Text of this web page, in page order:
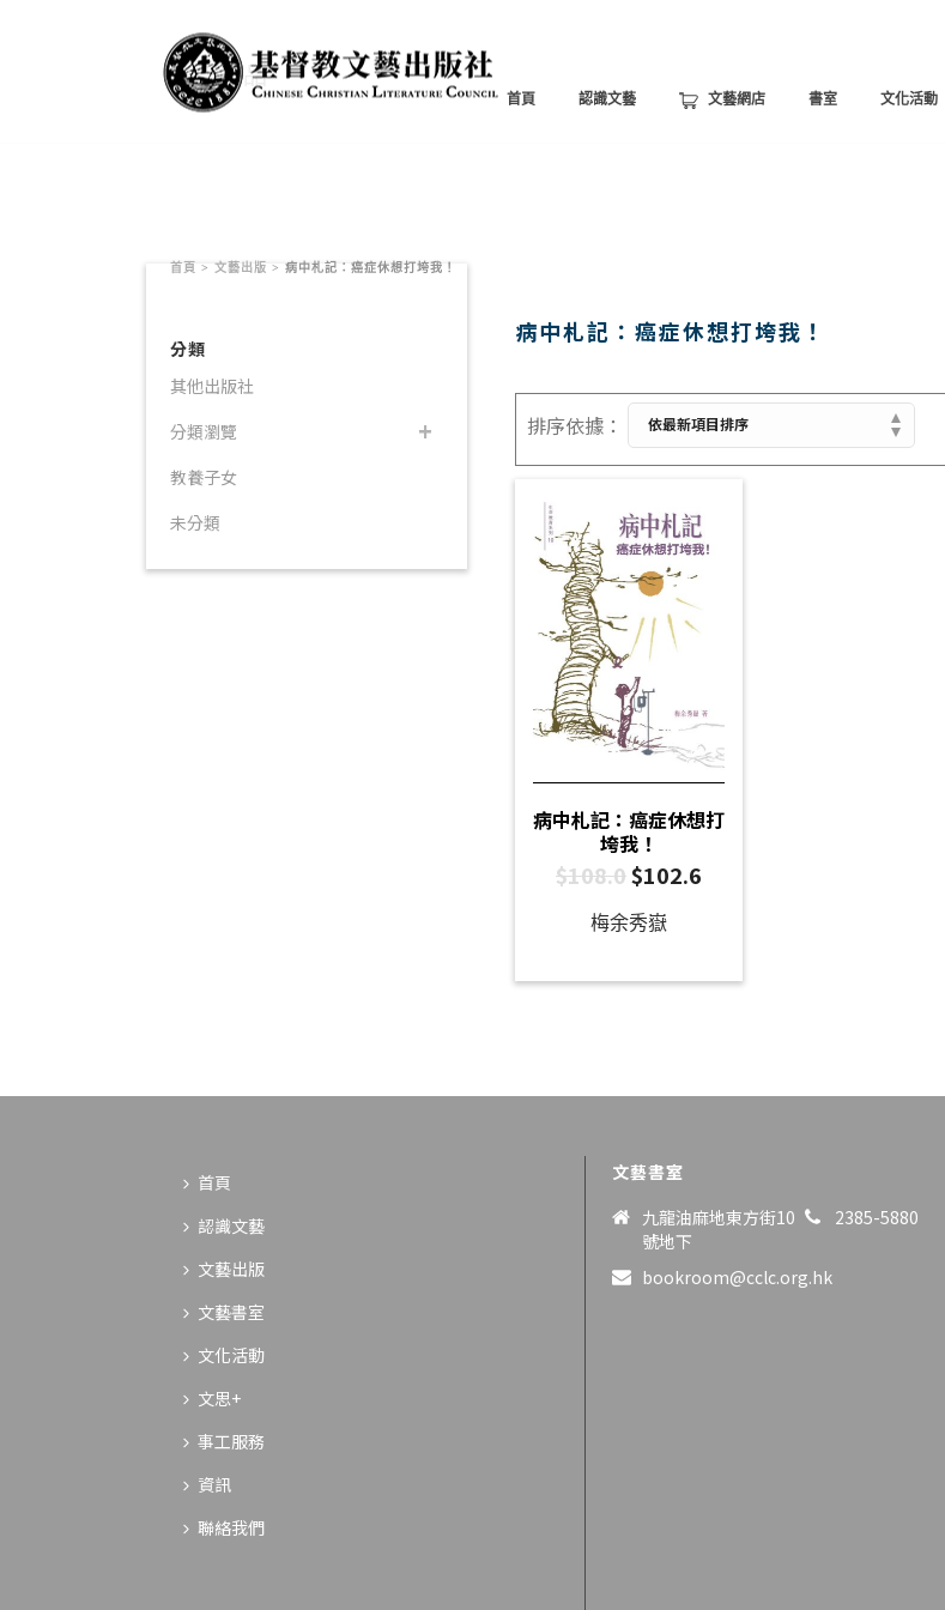
首頁 認識文藝 文藝網店 書室 文化活動
書籍產品
首頁 > 文藝出版 > 病中札記：癌症休想打垮我！
病中札記：癌症休想打垮我！
病中札記：癌症休想打
垮我！
$108.0$102.6
梅余秀嶽
分類
其他出版社
分類瀏覽
教養子女
未分類
首頁
認識文藝
文藝出版
文藝書室
文化活動
文思+
事工服務
資訊
聯絡我們
文藝書室
九龍油麻地東方街10
號地下
2385-5880
bookroom@cclc.org.hk